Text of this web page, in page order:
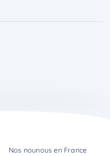
Nos nounous en France